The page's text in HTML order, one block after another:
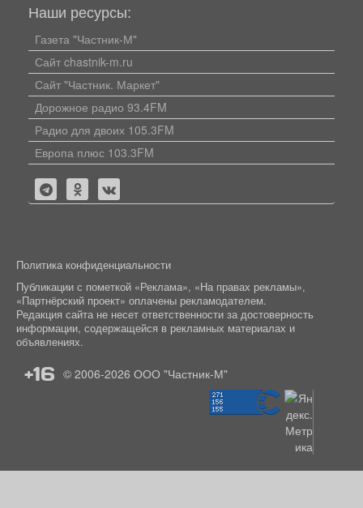
Наши ресурсы:
Газета "Частник-М"
Сайт chastnik-m.ru
Сайт "Частник. Маркет"
Дорожное радио 93.4FM
Радио для двоих 105.3FM
Европа плюс 103.3FM
Политика конфиденциальности
Публикации с пометкой «Реклама», «На правах рекламы»,
«Партнёрский проект» оплачены рекламодателем.
Редакция сайта не несет ответственности за достоверность
информации, содержащейся в рекламных материалах и
объявлениях.
+16 © 2006-2026 ООО "Частник-М"